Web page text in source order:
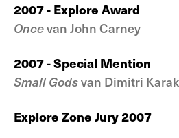
2007- Explore Award
Oncevan John Carney
2007 - Special Mention
Small Godsvan Dimitri
Explore Zone Jury 2007